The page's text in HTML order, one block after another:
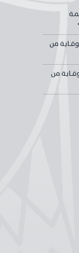
والوقــــايـة من
والوقــــايـة من